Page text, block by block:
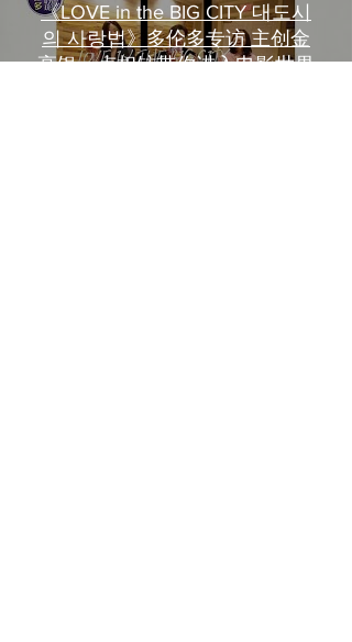
《LOVE in the BIG CITY 대도시
의 사랑법》多伦多专访 主创金
高银、卢相铉带你进入电影世界